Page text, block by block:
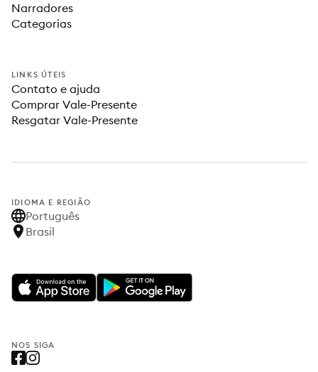
Narradores
Categorias
LINKS ÚTEIS
Contato e ajuda
Comprar Vale-Presente
Resgatar Vale-Presente
IDIOMA E REGIÃO
Português
Brasil
NOS SIGA